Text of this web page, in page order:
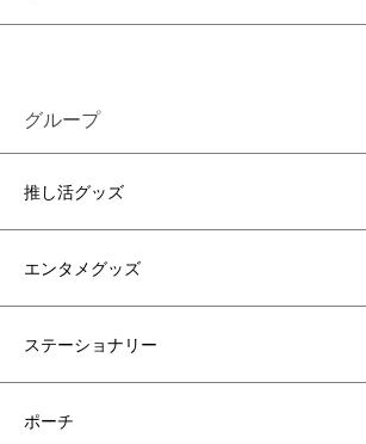
グループ
推し活グッズ
エンタメグッズ
ステーショナリー
ポーチ